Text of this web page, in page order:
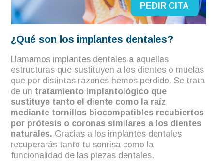
PEDIR CITA
¿Qué son los implantes dentales?
Llamamos implantes dentales a aquellas
estructuras que sustituyen a los dientes o muelas
que por distintas razones hemos perdido. Se trata
de un tratamiento implantológico que
sustituye tanto el diente como la raíz
mediante tornillos biocompatibles recubiertos
por prótesis o coronas similares a los dientes
naturales. Gracias a los implantes dentales
recuperarás tanto tu sonrisa como la
funcionalidad de las piezas dentales.